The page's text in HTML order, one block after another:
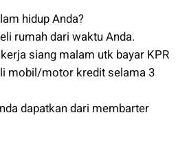
hidup Anda?
rumah dari waktu Anda.
siang malam utk bayar KPR
mobil/motor kredit selama 3
dapatkan dari membarter